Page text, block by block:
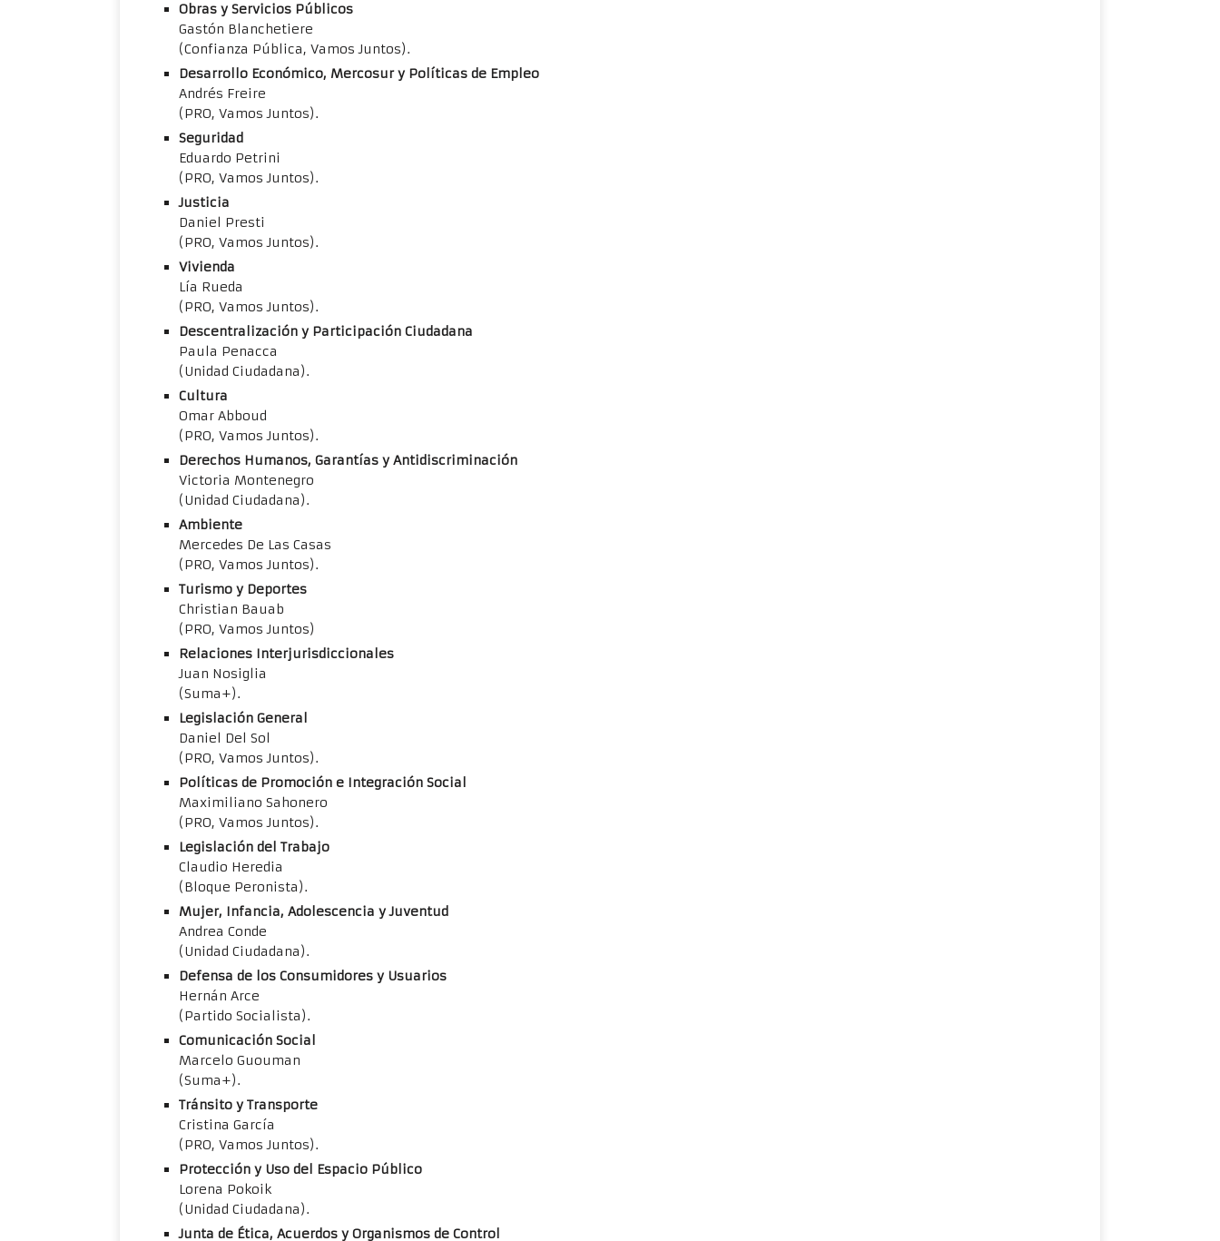
Obras y Servicios Públicos
Gastón Blanchetiere
(Confianza Pública, Vamos Juntos).
Desarrollo Económico, Mercosur y Políticas de Empleo
Andrés Freire
(PRO, Vamos Juntos).
Seguridad
Eduardo Petrini
(PRO, Vamos Juntos).
Justicia
Daniel Presti
(PRO, Vamos Juntos).
Vivienda
Lía Rueda
(PRO, Vamos Juntos).
Descentralización y Participación Ciudadana
Paula Penacca
(Unidad Ciudadana).
Cultura
Omar Abboud
(PRO, Vamos Juntos).
Derechos Humanos, Garantías y Antidiscriminación
Victoria Montenegro
(Unidad Ciudadana).
Ambiente
Mercedes De Las Casas
(PRO, Vamos Juntos).
Turismo y Deportes
Christian Bauab
(PRO, Vamos Juntos)
Relaciones Interjurisdiccionales
Juan Nosiglia
(Suma+).
Legislación General
Daniel Del Sol
(PRO, Vamos Juntos).
Políticas de Promoción e Integración Social
Maximiliano Sahonero
(PRO, Vamos Juntos).
Legislación del Trabajo
Claudio Heredia
(Bloque Peronista).
Mujer, Infancia, Adolescencia y Juventud
Andrea Conde
(Unidad Ciudadana).
Defensa de los Consumidores y Usuarios
Hernán Arce
(Partido Socialista).
Comunicación Social
Marcelo Guouman
(Suma+).
Tránsito y Transporte
Cristina García
(PRO, Vamos Juntos).
Protección y Uso del Espacio Público
Lorena Pokoik
(Unidad Ciudadana).
Junta de Ética, Acuerdos y Organismos de Control